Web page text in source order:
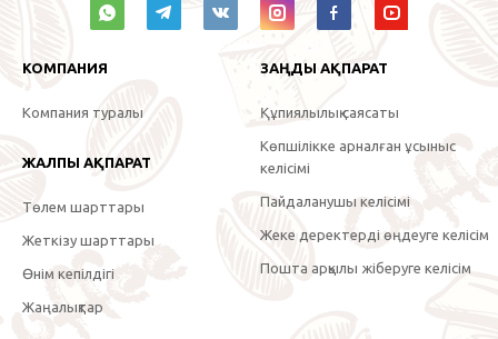
КОМПАНИЯ
Компания туралы
ЖАЛПЫ АҚПАРАТ
Төлем шарттары
Жеткізу шарттары
Өнім кепілдігі
Жаңалықтар
ЗАҢДЫ АҚПАРАТ
Құпиялылық саясаты
Көпшілікке арналған ұсыныс
келісімі
Пайдаланушы келісімі
Жеке деректерді өңдеуге келісім
Пошта арқылы жіберуге келісім